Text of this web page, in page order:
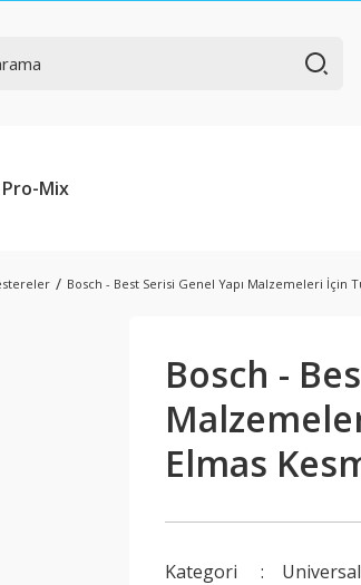
Pro-Mix
Bosch - Best Serisi Genel Yapı Malzemeleri İçin
Bosch -
Elmas
Kategori